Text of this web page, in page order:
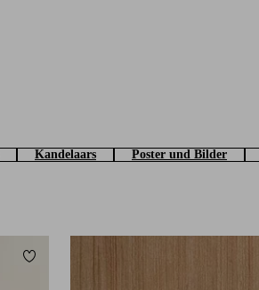
Kandelaars Poster und Bilder
Toevoegen aan favorieten